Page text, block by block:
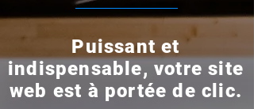
Puissant et
indispensable, votre site
web est à portée de clic.